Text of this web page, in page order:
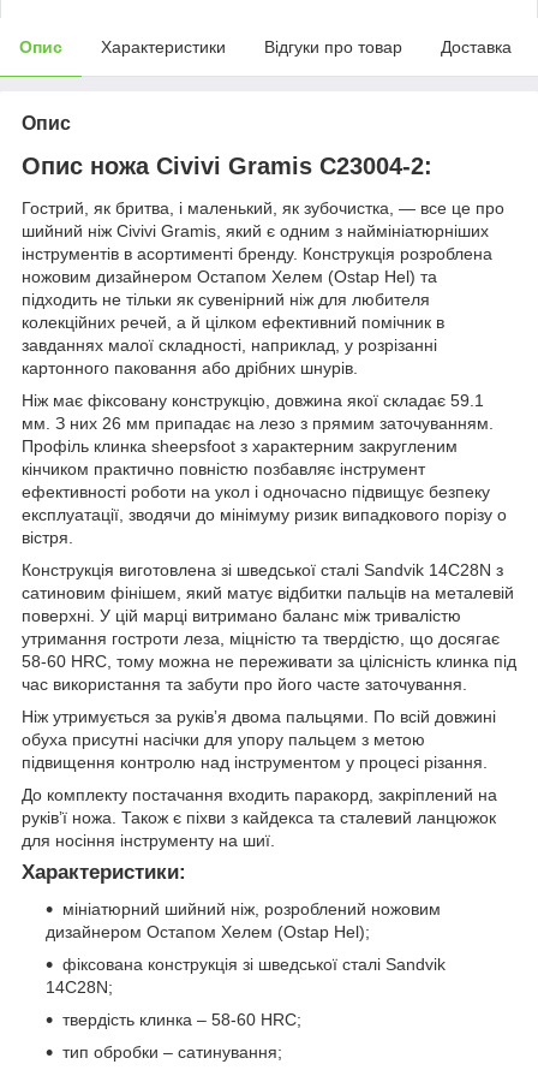
Опис Характеристики Відгуки про товар Доставка
Опис
Опис ножа Civivi Gramis C23004-2:
Гострий, як бритва, і маленький, як зубочистка, — все це про
шийний ніж Civivi Gramis, який є одним з наймініатюрніших
інструментів в асортименті бренду. Конструкція розроблена
ножовим дизайнером Остапом Хелем (Ostap Hel) та
підходить не тільки як сувенірний ніж для любителя
колекційних речей, а й цілком ефективний помічник в
завданнях малої складності, наприклад, у розрізанні
картонного паковання або дрібних шнурів.
Ніж має фіксовану конструкцію, довжина якої складає 59.1
мм. З них 26 мм припадає на лезо з прямим заточуванням.
Профіль клинка sheepsfoot з характерним закругленим
кінчиком практично повністю позбавляє інструмент
ефективності роботи на укол і одночасно підвищує безпеку
експлуатації, зводячи до мінімуму ризик випадкового порізу о
вістря.
Конструкція виготовлена зі шведської сталі Sandvik 14C28N з
сатиновим фінішем, який матує відбитки пальців на металевій
поверхні. У цій марці витримано баланс між тривалістю
утримання гостроти леза, міцністю та твердістю, що досягає
58-60 HRC, тому можна не переживати за цілісність клинка під
час використання та забути про його часте заточування.
Ніж утримується за руківʼя двома пальцями. По всій довжині
обуха присутні насічки для упору пальцем з метою
підвищення контролю над інструментом у процесі різання.
До комплекту постачання входить паракорд, закріплений на
руківʼї ножа. Також є піхви з кайдекса та сталевий ланцюжок
для носіння інструменту на шиї.
Характеристики:
мініатюрний шийний ніж, розроблений ножовим
дизайнером Остапом Хелем (Ostap Hel);
фіксована конструкція зі шведської сталі Sandvik
14C28N;
твердість клинка – 58-60 HRC;
тип обробки – сатинування;